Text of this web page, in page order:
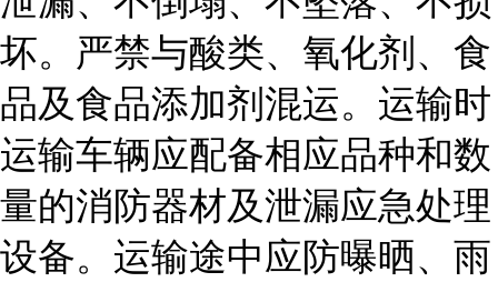
坏。严禁与酸类、氧化剂、食
品及食品添加剂混运。运输时
运输车辆应配备相应品种和数
量的消防器材及泄漏应急处理
设备。运输途中应防曝晒、雨